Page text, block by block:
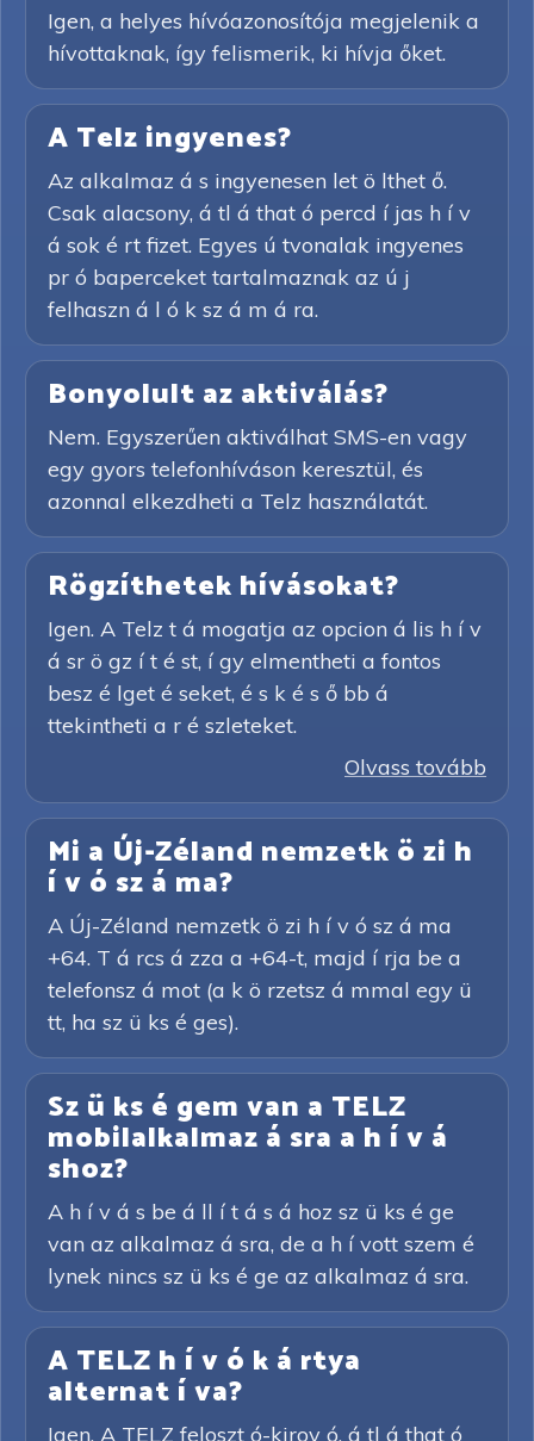
Igen, a helyes hívóazonosítója megjelenik a
hívottaknak, így felismerik, ki hívja őket.
A Telz ingyenes?
Az alkalmaz á s ingyenesen let ö lthet ő.
Csak alacsony, á tl á that ó percd í jas h í v
á sok é rt fizet. Egyes ú tvonalak ingyenes
pr ó baperceket tartalmaznak az ú j
felhaszn á l ó k sz á m á ra.
Bonyolult az aktiválás?
Nem. Egyszerűen aktiválhat SMS-en vagy
egy gyors telefonhíváson keresztül, és
azonnal elkezdheti a Telz használatát.
Rögzíthetek hívásokat?
Igen. A Telz t á mogatja az opcion á lis h í v
á sr ö gz í t é st, í gy elmentheti a fontos
besz é lget é seket, é s k é s ő bb á
ttekintheti a r é szleteket.
Olvass tovább
Mi a Új-Zéland nemzetk ö zi h
í v ó sz á ma?
A Új-Zéland nemzetk ö zi h í v ó sz á ma
+64. T á rcs á zza a +64-t, majd í rja be a
telefonsz á mot (a k ö rzetsz á mmal egy ü
tt, ha sz ü ks é ges).
Sz ü ks é gem van a TELZ
mobilalkalmaz á sra a h í v á
shoz?
A h í v á s be á ll í t á s á hoz sz ü ks é ge
van az alkalmaz á sra, de a h í vott szem é
lynek nincs sz ü ks é ge az alkalmaz á sra.
A TELZ h í v ó k á rtya
alternat í va?
Igen. A TELZ feloszt ó-kirov ó, á tl á that ó